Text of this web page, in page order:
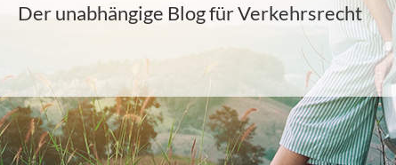
Der unabhängige Blog für Verkehrsrecht